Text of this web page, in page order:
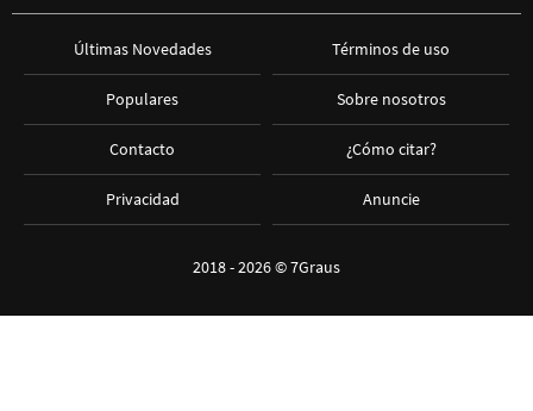
Últimas Novedades
Populares
Contacto
Privacidad
Términos de uso
Sobre nosotros
¿Cómo citar?
Anuncie
2018 - 2026 ©7Graus